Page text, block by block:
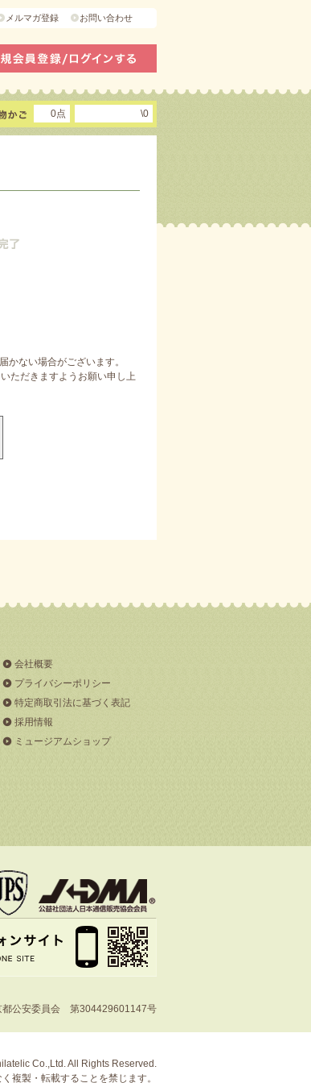
メルマガ登録 お問い合わせ
0点 \0
ない場合がございます。
ただきますようお願い申し上
会社概要
プライバシーポリシー
特定商取引法に基づく表記
採用情報
ミュージアムショップ
公安委員会 第304429601147号
Co.,Ltd. All Rights Reserved.
複製・転載することを禁じます。